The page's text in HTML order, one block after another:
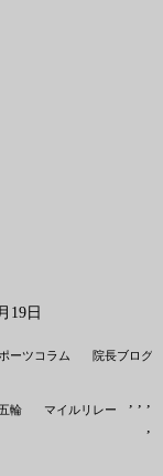
19日
ーツコラム
院長ブログ
, ,
輪 ,
マイルリレー
,